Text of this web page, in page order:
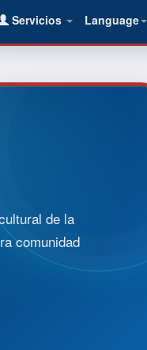
Language
Servicios
de la
comunidad